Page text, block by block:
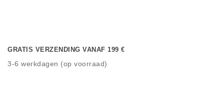
GRATIS VERZENDING VANAF 199 €
3-6 werkdagen (op voorraad)